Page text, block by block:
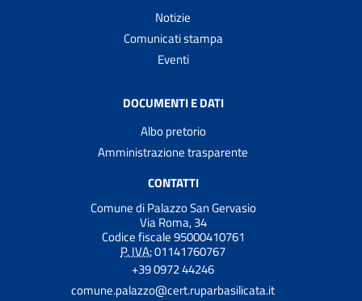
Notizie
Comunicati stampa
Eventi
DOCUMENTI E DATI
Albo pretorio
Amministrazione trasparente
CONTATTI
Comune di Palazzo San Gervasio
Via Roma, 34
Codice fiscale 95000410761
P. IVA:01141760767
+39 0972 44246
comune.palazzo@cert.ruparbasilicata.it